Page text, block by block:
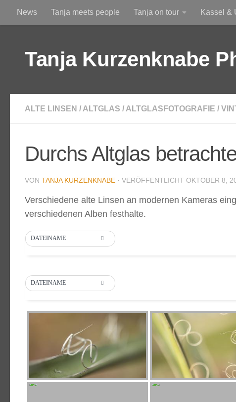
Zum Inhalt springen
News Tanja meets people Tanja on tour Kassel &
Tanja Kurzenknabe
ALTE LINSEN / ALTGLAS / ALTGLASFOTOGRAFIE /
Durchs Altglas
VON TANJA KURZENKNABE · VERÖFFENTLICHT OKTOBER 8,
Verschiedene alte Linsen an modernen Kameras
verschiedenen Alben festhalte.
DATEINAME
DATEINAME